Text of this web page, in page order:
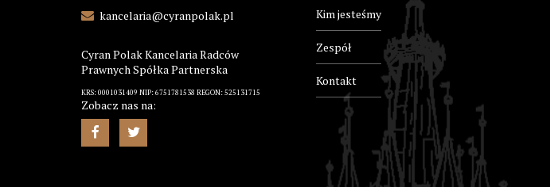
kancelaria@cyranpolak.pl
Cyran Polak Kancelaria Radców
Prawnych Spółka Partnerska
KRS: 0001031409 NIP: 6751781538 REGON: 525131715
Zobacz nas na:
Kim jesteśmy
Zespół
Kontakt